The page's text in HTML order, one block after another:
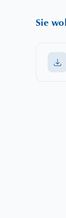
Sie